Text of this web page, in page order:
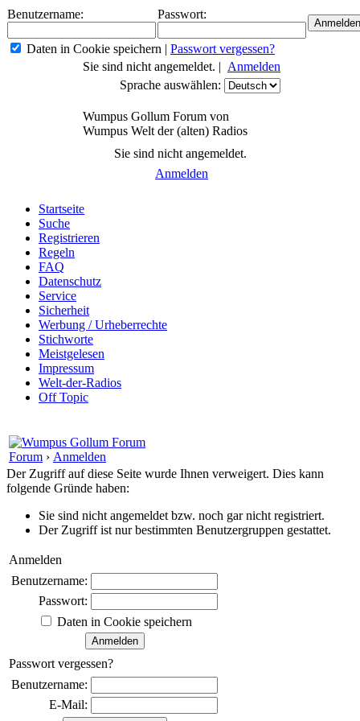
Benutzername: Passwort:
Daten in Cookie speichern | Passwort vergessen?
Sie sind nicht angemeldet. | Anmelden
Sprache auswählen:
Wumpus Gollum Forum von
Wumpus Welt der (alten) Radios
Sie sind nicht angemeldet.
Anmelden
Startseite
Suche
Registrieren
Regeln
FAQ
Datenschutz
Service
Sicherheit
Werbung / Urheberrechte
Stichworte
Meistgelesen
Impressum
Welt-der-Radios
Off Topic
Forum › Anmelden
Der Zugriff auf diese Seite wurde Ihnen verweigert. Dies kann
folgende Gründe haben:
Sie sind nicht angemeldet bzw. noch gar nicht registriert.
Der Zugriff ist nur bestimmten Benutzergruppen gestattet.
Anmelden
Benutzername:
Passwort:
Daten in Cookie speichern
Passwort vergessen?
Benutzername:
E-Mail: